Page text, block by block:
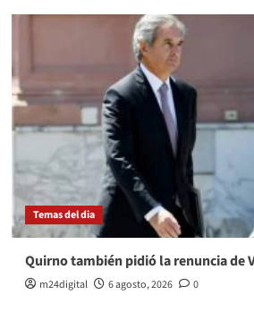
Temas del dia
Quirno también pidió la renuncia de
m24digital 6 agosto, 2026 0